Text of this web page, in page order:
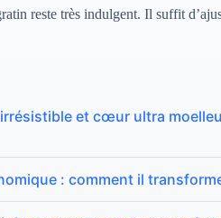
reste très indulgent. Il suffit
et cœur ultra
: comment il